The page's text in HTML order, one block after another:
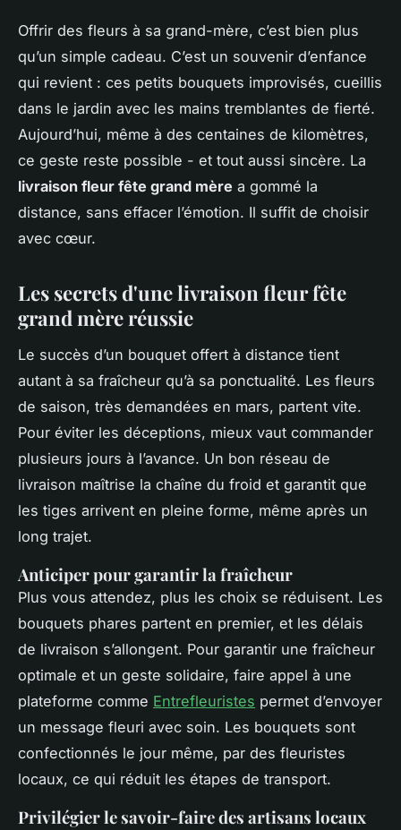
Offrir des fleurs à sa grand-mère, c’est bien plus
qu’un simple cadeau. C’est un souvenir d’enfance
qui revient : ces petits bouquets improvisés, cueillis
dans le jardin avec les mains tremblantes de fierté.
Aujourd’hui, même à des centaines de kilomètres,
ce geste reste possible - et tout aussi sincère. La
livraison fleur fête grand mère a gommé la
distance, sans effacer l’émotion. Il suffit de choisir
avec cœur.
Les secrets d'une livraison fleur fête
grand mère réussie
Le succès d’un bouquet offert à distance tient
autant à sa fraîcheur qu’à sa ponctualité. Les fleurs
de saison, très demandées en mars, partent vite.
Pour éviter les déceptions, mieux vaut commander
plusieurs jours à l’avance. Un bon réseau de
livraison maîtrise la chaîne du froid et garantit que
les tiges arrivent en pleine forme, même après un
long trajet.
Anticiper pour garantir la fraîcheur
Plus vous attendez, plus les choix se réduisent. Les
bouquets phares partent en premier, et les délais
de livraison s’allongent. Pour garantir une fraîcheur
optimale et un geste solidaire, faire appel à une
plateforme comme Entrefleuristes permet d’envoyer
un message fleuri avec soin. Les bouquets sont
confectionnés le jour même, par des fleuristes
locaux, ce qui réduit les étapes de transport.
Privilégier le savoir-faire des artisans locaux